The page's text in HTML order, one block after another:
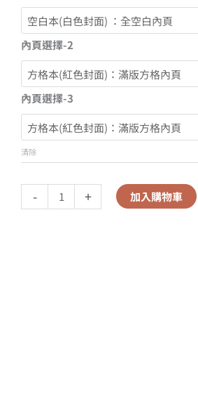
內頁選擇-2
內頁選擇-3
清除
- + 加入購物車